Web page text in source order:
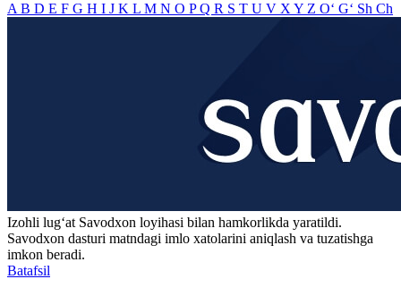
A B D E F G H I J K L M N O PQ R S T U V X Y Z O‘ G‘ Sh Ch
Izohli lugʻat Savodxon loyihasi bilan hamkorlikda yaratildi.
Savodxon dasturi matndagi imlo xatolarini aniqlash va tuzatishga
imkon beradi.
Batafsil